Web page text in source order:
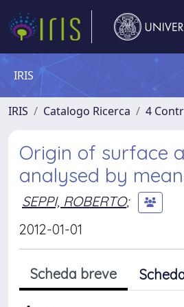
IRIS
IRIS Catalogo Ricerca 4
Origin of surface
analysed by
SEPPI, ROBERTO;
2012-01-01
Scheda breve